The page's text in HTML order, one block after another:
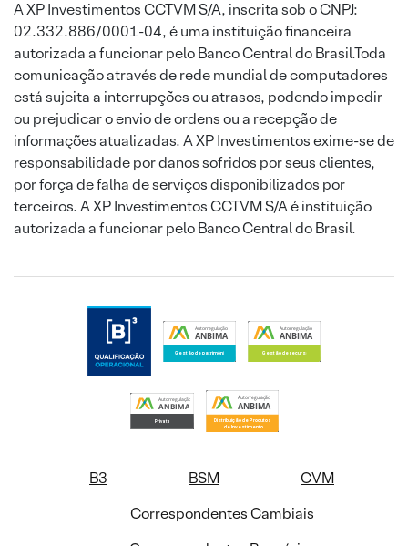
A XP Investimentos CCTVM S/A, inscrita sob o CNPJ:
02.332.886/0001-04, é uma instituição financeira
autorizada a funcionar pelo Banco Central do Brasil.Toda
comunicação através de rede mundial de computadores
está sujeita a interrupções ou atrasos, podendo impedir
ou prejudicar o envio de ordens ou a recepção de
informações atualizadas. A XP Investimentos exime-se de
responsabilidade por danos sofridos por seus clientes,
por força de falha de serviços disponibilizados por
terceiros. A XP Investimentos CCTVM S/A é instituição
autorizada a funcionar pelo Banco Central do Brasil.
B3 BSM
CVM
Correspondentes Cambiais